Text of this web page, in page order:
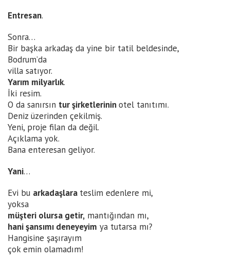
Entresan.
Sonra…
Bir başka arkadaş da yine bir tatil beldesinde,
Bodrum’da
villa satıyor.
Yarım milyarlık.
İki resim.
O da sanırsın tur şirketlerininotel tanıtımı.
Deniz üzerinden çekilmiş.
Yeni, proje filan da değil.
Açıklama yok.
Bana enteresan geliyor.
Yani…
Evi bu arkadaşlara teslim edenlere mi,
yoksa
müşteri olursa getir, mantığından mı,
hani şansımı deneyeyim ya tutarsa mı?
Hangisine şaşırayım
çok emin olamadım!